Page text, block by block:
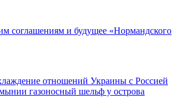
соглашениям и будущее «Нормандского
отношений Украины с Россией
газоносный шельф у острова